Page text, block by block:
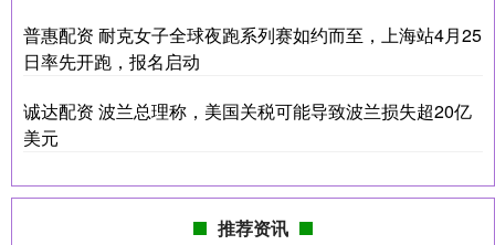
普惠配资 耐克女子全球夜跑系列赛如约而至，上海站4月25
日率先开跑，报名启动
诚达配资 波兰总理称，美国关税可能导致波兰损失超20亿
美元
推荐资讯